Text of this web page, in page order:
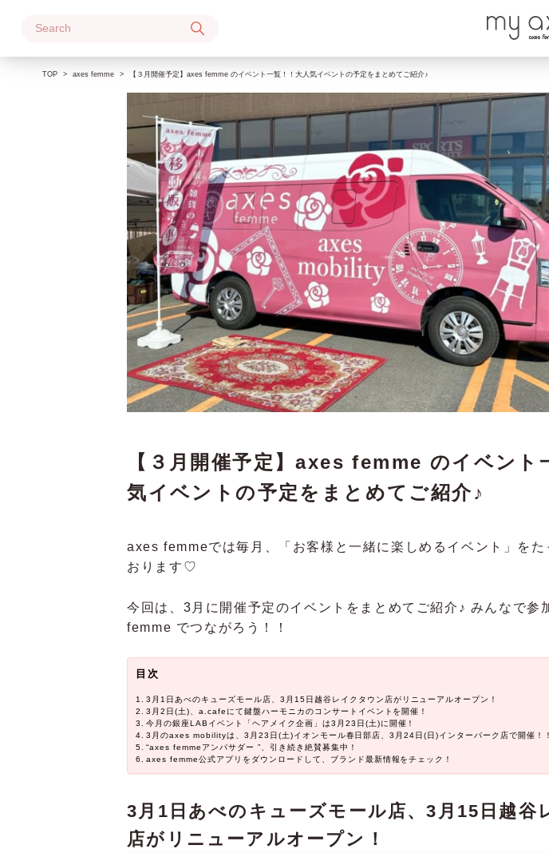
TOP axes femme 【３月開催予定】axes femme のイベント一覧！！大人気イベントの予定をまとめてご紹介♪
【３月開催予定】axes femme のイベント
気イベントの予定をまとめてご紹介♪
axes femmeでは毎月、「お客様と一緒に楽しめるイベント」をた
おります♡
今回は、3月に開催予定のイベントをまとめてご紹介♪ みんなで参
femme でつながろう！！
目次
3月1日あべのキューズモール店、3月15日越谷レイクタウン店がリニューアルオープン！
3月2日(土)、a.cafeにて鍵盤ハーモニカのコンサートイベントを開催！
今月の銀座LABイベント「ヘアメイク企画」は3月23日(土)に開催！
3月のaxes mobilityは、3月23日(土)イオンモール春日部店、3月24日(日)インターパーク店で開催！！
“axes femmeアンバサダー ”、引き続き絶賛募集中！
axes femme公式アプリをダウンロードして、ブランド最新情報をチェック！
3月1日あべのキューズモール店、3月15日越谷
店がリニューアルオープン！